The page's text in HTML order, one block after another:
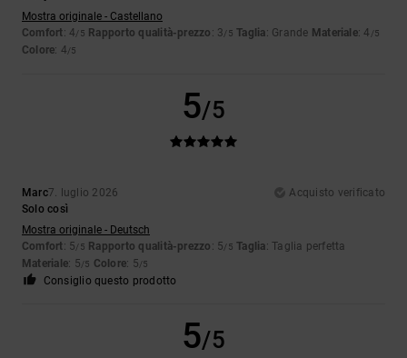
Mostra originale - Castellano
Comfort: 4/5 Rapporto qualità-prezzo : 3/5 Taglia: Grande Materiale: 4 /5
Colore: 4/5
5/5
Marc7. luglio 2026
Acquisto verificato
Solo così
Mostra originale - Deutsch
Comfort: 5/5 Rapporto qualità-prezzo : 5/5 Taglia: Taglia perfetta
Materiale: 5/5 Colore: 5/5
Consiglio questo prodotto
5/5